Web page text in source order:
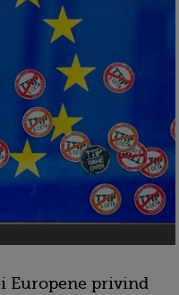
Europene privind